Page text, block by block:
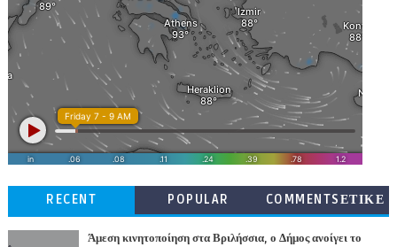
RECENT POPULAR
COMMENTSΕΤΙΚΕ
Άμεση κινητοποίηση στα Βριλήσσια, ο Δήμος ανοίγει το